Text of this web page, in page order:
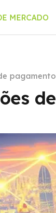
MERCADO